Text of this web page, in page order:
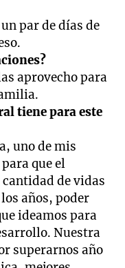
par de días de
aprovecho para
tiene para este
uno de mis
que el
de vidas
años, poder
ideamos para
Nuestra
superarnos año